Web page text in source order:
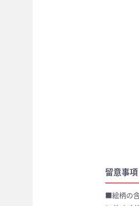
留意事項
■絵柄の